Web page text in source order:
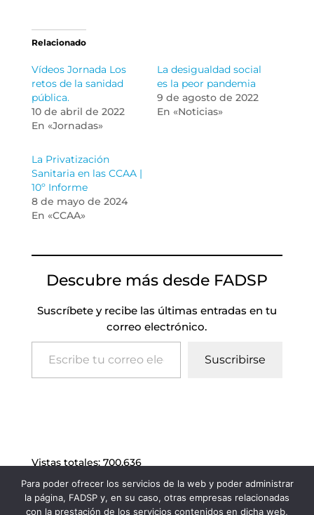
Relacionado
Vídeos Jornada Los
retos de la sanidad
pública.
10 de abril de 2022
En «Jornadas»
La desigualdad social
es la peor pandemia
9 de agosto de 2022
En «Noticias»
La Privatización
Sanitaria en las CCAA |
10º Informe
8 de mayo de 2024
En «CCAA»
Descubre más desde FADSP
Suscríbete y recibe las últimas entradas en tu
correo electrónico.
Escribe tu correo electrónico…
Suscribirse
Vistas totales: 700.636
Para poder ofrecer los servicios de la web y poder administrar
la página, FADSP y, en su caso, otras empresas relacionadas
con la prestación de los servicios contenidos en dicha web,